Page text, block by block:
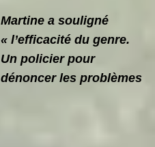
Martine a souligné
« l’efficacité du genre.
Un policier pour
dénoncer les problèmes